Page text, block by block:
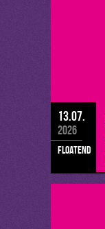
13.07.
2026
floatend